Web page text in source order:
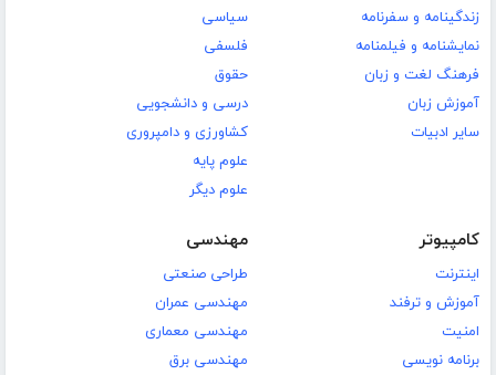
زندگینامه و سفرنامه
نمایشنامه و فیلمنامه
فرهنگ لغت و زبان
آموزش زبان
سایر ادبیات
سیاسی
فلسفی
حقوق
درسی و دانشجویی
کشاورزی و دامپروری
علوم پایه
علوم دیگر
کامپیوتر
اینترنت
آموزش و ترفند
امنیت
برنامه نویسی
مهندسی
طراحی صنعتی
مهندسی عمران
مهندسی معماری
مهندسی برق